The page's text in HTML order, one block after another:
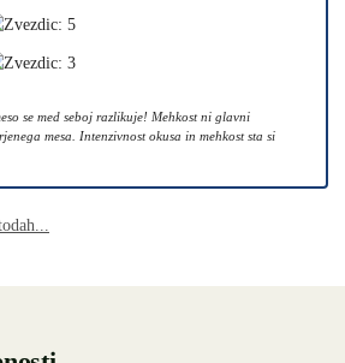
se med seboj razlikuje! Mehkost ni glavni
mesa. Intenzivnost okusa in mehkost sta si